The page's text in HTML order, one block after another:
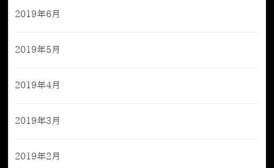
2019年6月
2019年5月
2019年4月
2019年3月
2019年2月